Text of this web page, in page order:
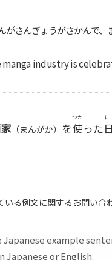
がさんぎょうがさかんで
manga industry is
（まんがか） を使
つか
った
いる例文に関するお問い合
Japanese example
Japanese or English.